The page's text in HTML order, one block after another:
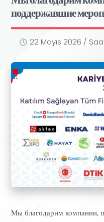
поддержавшие
22 Mayıs 2026 /
Мы благодарим компании,